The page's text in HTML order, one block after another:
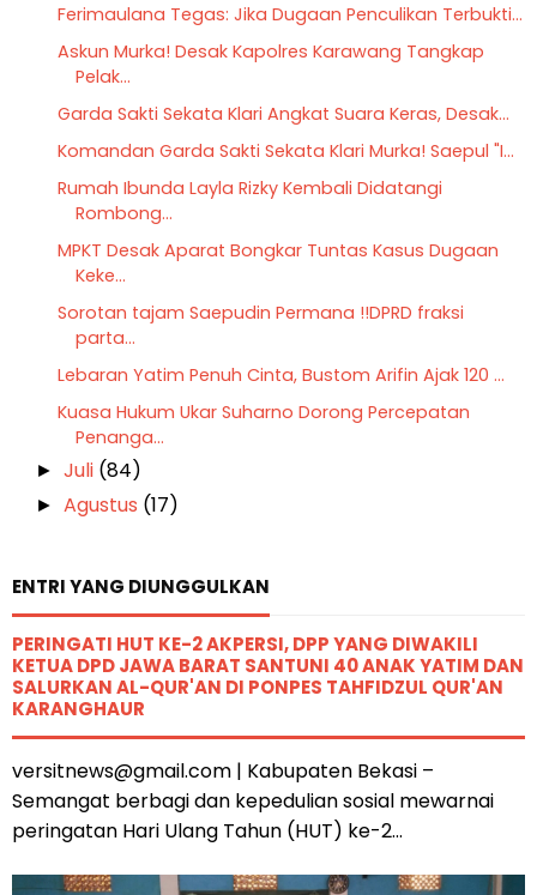
Ferimaulana Tegas: Jika Dugaan Penculikan Terbukti...
Askun Murka! Desak Kapolres Karawang Tangkap
Pelak...
Garda Sakti Sekata Klari Angkat Suara Keras, Desak...
Komandan Garda Sakti Sekata Klari Murka! Saepul "I...
Rumah Ibunda Layla Rizky Kembali Didatangi
Rombong...
MPKT Desak Aparat Bongkar Tuntas Kasus Dugaan
Keke...
Sorotan tajam Saepudin Permana !!DPRD fraksi
parta...
Lebaran Yatim Penuh Cinta, Bustom Arifin Ajak 120 ...
Kuasa Hukum Ukar Suharno Dorong Percepatan
Penanga...
►Juli (84)
► Agustus (17)
ENTRI YANG DIUNGGULKAN
PERINGATI HUT KE-2 AKPERSI, DPP YANG DIWAKILI
KETUA DPD JAWA BARAT SANTUNI 40 ANAK YATIM DAN
SALURKAN AL-QUR'AN DI PONPES TAHFIDZUL QUR'AN
KARANGHAUR
versitnews@gmail.com | Kabupaten Bekasi –
Semangat berbagi dan kepedulian sosial mewarnai
peringatan Hari Ulang Tahun (HUT) ke-2...